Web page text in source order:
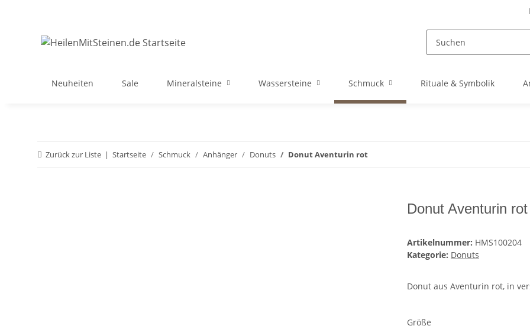
Neuheiten Sale Mineralsteine Wassersteine Schmuck Rituale & Symbolik
Zurück zur Liste Startseite Schmuck Anhänger Donuts Donut Aventurin rot
Donut Aventurin rot
Artikelnummer: HMS100204
Kategorie: Donuts
Donut aus Aventurin rot, in
Größe